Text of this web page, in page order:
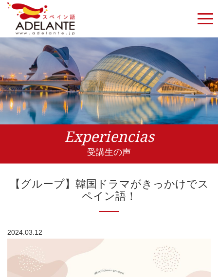
Experiencias
受講生の声
【グループ】韓国ドラマがきっかけでス
ペイン語！
2024.03.12